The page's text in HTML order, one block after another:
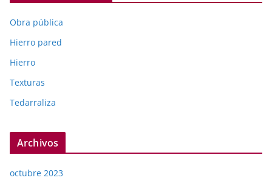
Obra pública
Hierro pared
Hierro
Texturas
Tedarraliza
Archivos
octubre 2023